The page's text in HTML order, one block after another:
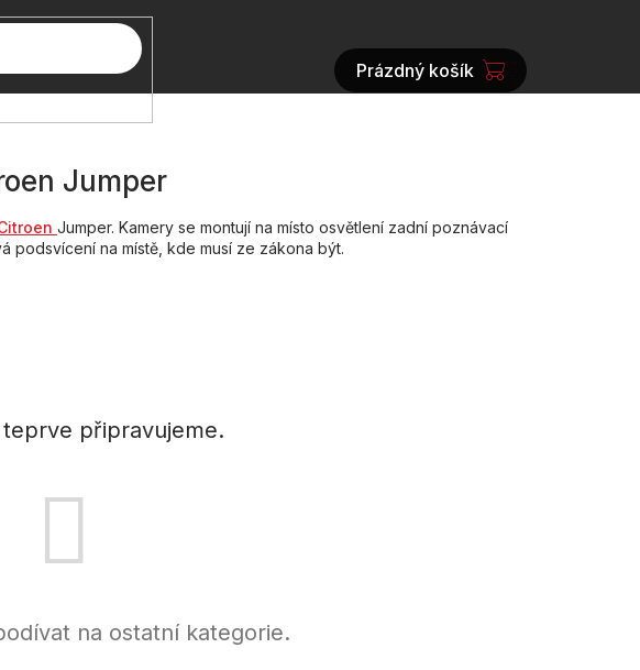
NÁKUPNÍ
Prázdný košík
Jumper
Jumper. Kamery se montují na místo osvětlení zadní poznávací
podsvícení na místě, kde musí ze zákona být.
připravujeme.
na ostatní kategorie.